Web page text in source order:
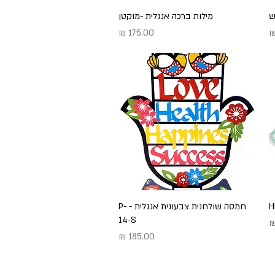
תצוגה מהירה
מילות ברכה אנגלית -מוקטן
מחיר
תצוגה מהירה
חמסה שולחנית צבעונית אנגלית - P-
14-S
מחיר